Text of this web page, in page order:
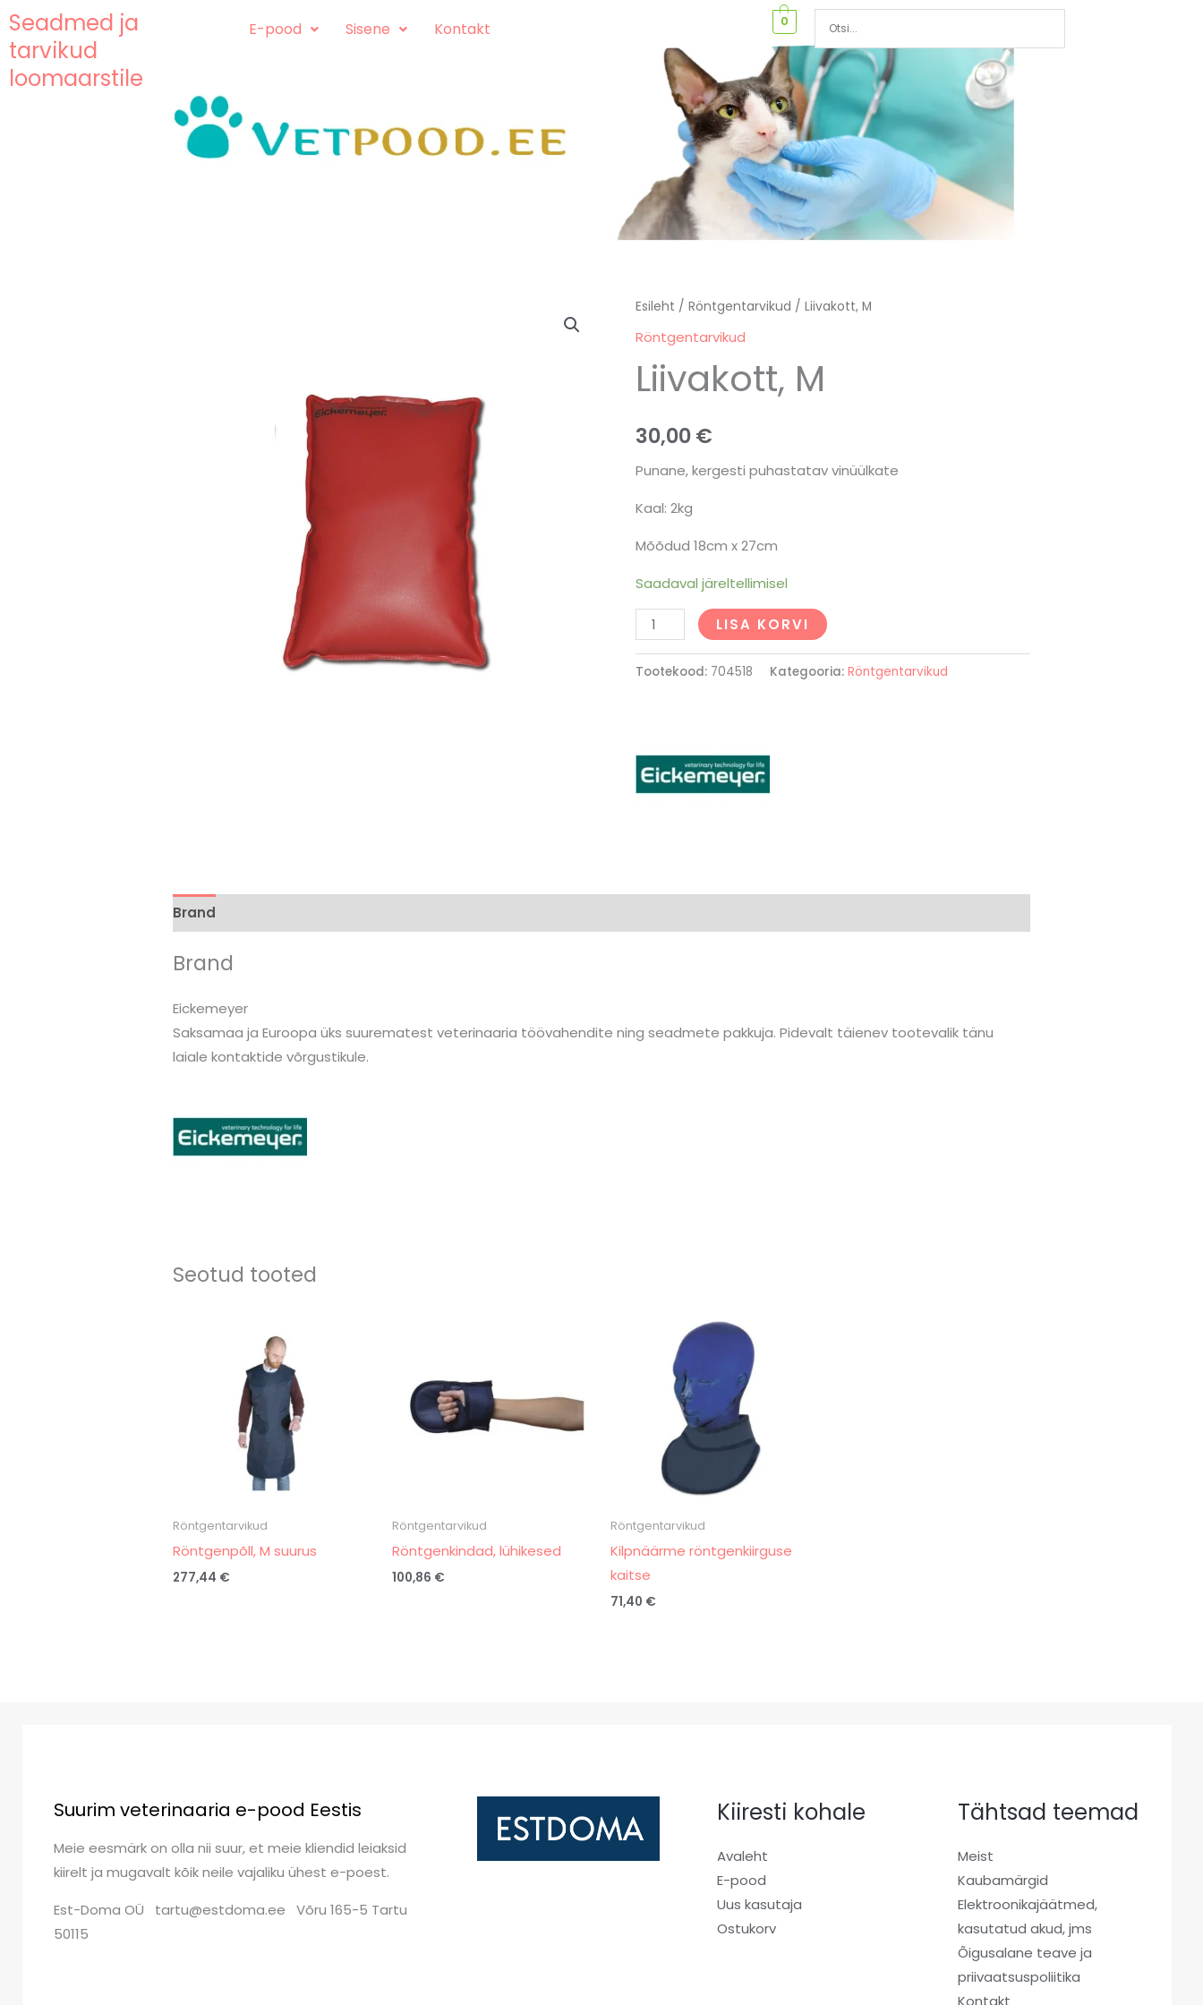
content
Skip
to
content
Seadmed ja
tarvikud
loomaarstile
E-pood Sisene Kontakt 0
Esileht /Röntgentarvikud / Liivakott, M
Röntgentarvikud
Liivakott, M
30,00€
Punane, kergesti puhastatav vinüülkate
Kaal: 2kg
Mõõdud 18cm x 27cm
Saadaval järeltellimisel
Liivakott,
M
LISA KORVI
Tootekood: 704518 Kategooria:Röntgentarvikud
Brand
Brand
Eickemeyer
Saksamaa ja Euroopa üks suurematest veterinaaria töövahendite ning seadmete pakkuja. Pidevalt täienev tootevalik tänu
laiale kontaktide võrgustikule.
Seotud tooted
Röntgentarvikud
Röntgenpõll, M suurus
277,44 €
Röntgentarvikud
Röntgenkindad, lühikesed
100,86 €
Röntgentarvikud
Kilpnäärme röntgenkiirguse
kaitse
71,40 €
Suurim veterinaaria e-pood Eestis
Meie eesmärk on olla nii suur, et meie kliendid leiaksid
kiirelt ja mugavalt kõik neile vajaliku ühest e-poest.
Est-Doma OÜ tartu@estdoma.ee Võru 165-5 Tartu
50115
Kiiresti kohale
Avaleht
E-pood
Uus kasutaja
Ostukorv
Tähtsad teemad
Meist
Kaubamärgid
Elektroonikajäätmed,
kasutatud akud, jms
Õigusalane teave ja
priivaatsuspoliitika
Kontakt